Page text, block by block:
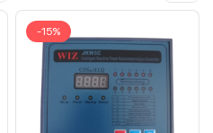
-15%